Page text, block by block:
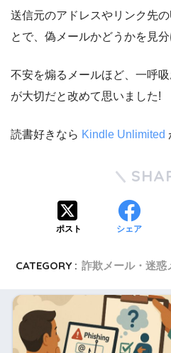
送信元のアドレスやリンク先
とで、偽メールかどうかを見
不安を煽るメールほど、一呼
が大切だと改めて思いました!
読書好きなら Kindle Unlimited
ポスト シェア
CATEGORY : 詐欺メール・迷惑